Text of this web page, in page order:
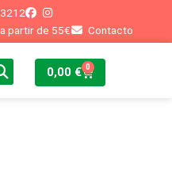
partir de 55€
Contacto
0,00 € 0
Cart